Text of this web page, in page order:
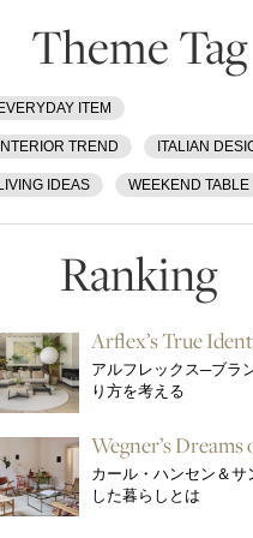
Theme Tag
EVERYDAY ITEM
INTERIOR TREND ITALIAN
LIVING IDEAS WEEKEND TABLE
Ranking
Arflex’s True
アルフレックス─ブラ
り方を考える
Wegner’s Dreams
カール・ハンセン＆サ
した暮らしとは